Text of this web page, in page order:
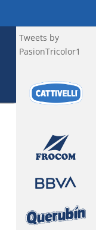
Tweets by
PasionTricolor1